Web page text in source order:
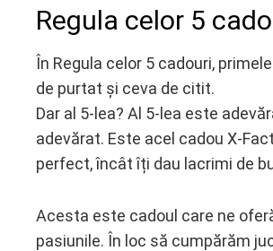
Regula celor 5
În Regula celor 5 cadouri,
de purtat și ceva de citit.
Dar al 5-lea? Al 5-lea este
adevărat. Este acel cadou X-
perfect, încât îți dau lacrimi de
Acesta este cadoul care ne
pasiunile. În loc să cumpărăm